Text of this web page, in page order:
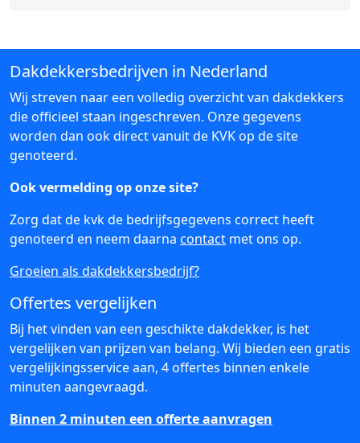
Dakdekkersbedrijven in Nederland
Wij streven naar een volledig overzicht van dakdekkers
die officieel staan ingeschreven. Onze gegevens
worden dan ook direct vanuit de KVK op de site
genoteerd.
Ook vermelding op onze site?
Zorg dat de kvk de bedrijfsgegevens correct heeft
genoteerd en neem daarna contact met ons op.
Groeien als dakdekkersbedrijf?
Offertes vergelijken
Bij het vinden van een geschikte dakdekker, is het
vergelijken van prijzen van belang. Wij bieden een gratis
vergelijkingsservice aan, 4 offertes binnen enkele
minuten aangevraagd.
Binnen 2 minuten een offerte aanvragen